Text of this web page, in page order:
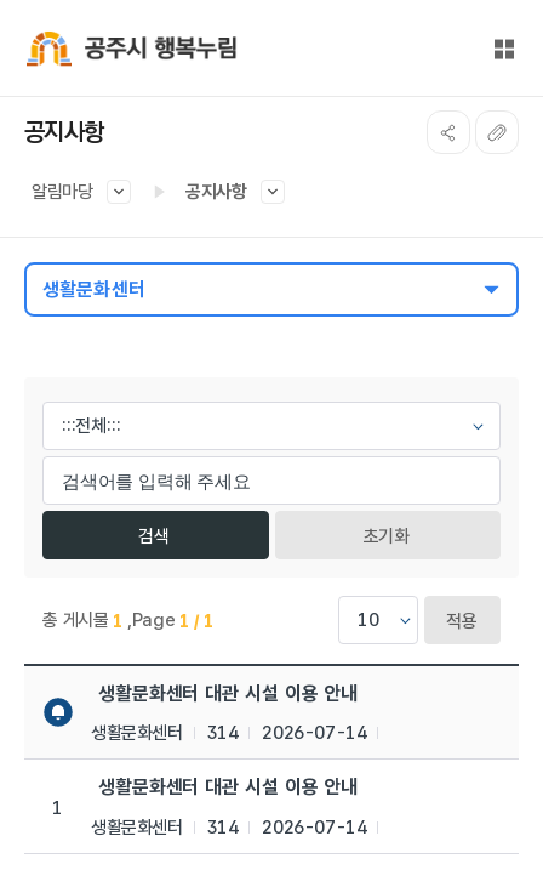
전체
공지사항
알림마당 공지사항
생활문화센터
초기화
총 게시물 1 ,Page 1 / 1 적용
생활문화센터 > 공지사항 목록으로 번호, 제목, 작성자, 조회수,등
생활문화센터 대관 시설 이용 안내
생활문화센터 314 2026-07-14
1
생활문화센터 대관 시설 이용 안내
생활문화센터 314 2026-07-14